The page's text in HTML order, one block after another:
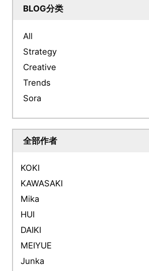
BLOG分类
All
Strategy
Creative
Trends
Sora
全部作者
KOKI
KAWASAKI
Mika
HUI
DAIKI
MEIYUE
Junka